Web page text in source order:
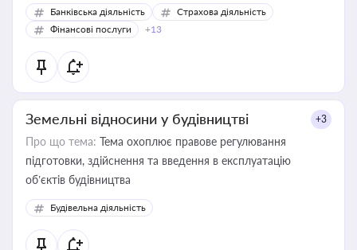
Банківська діяльність
Страхова діяльність
Фінансові послуги
+13
Земельні відносини у будівництві +3
Про що тема: Тема охоплює правове регулювання
підготовки, здійснення та введення в експлуатацію
об’єктів будівництва
Будівельна діяльність